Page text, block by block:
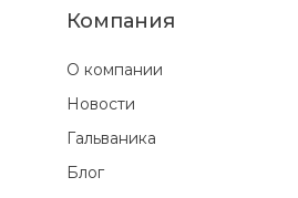
Компания
О компании
Новости
Гальваника
Блог